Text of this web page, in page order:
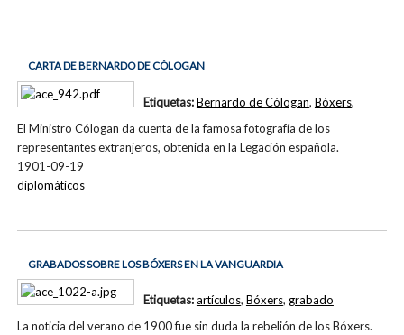
CARTA DE BERNARDO DE CÓLOGAN
El Ministro Cólogan da cuenta de la famosa fotografía de los
representantes extranjeros, obtenida en la Legación española.
1901-09-19
Etiquetas:Bernardo de Cólogan, Bóxers,
diplomáticos
GRABADOS SOBRE LOS BÓXERS EN LA VANGUARDIA
La noticia del verano de 1900 fue sin duda la rebelión de los Bóxers.
Etiquetas:artículos, Bóxers, grabado